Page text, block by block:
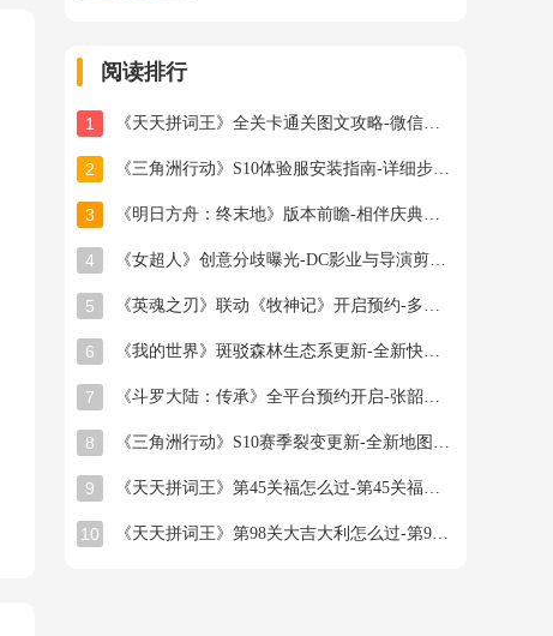
阅读排行
1 《天天拼词王》全关卡通关图文攻略-微信小游戏最新最全关卡通关图文攻略
2 《三角洲行动》S10体验服安装指南-详细步骤与注意事项
3 《明日方舟：终末地》版本前瞻-相伴庆典与新干员登场
4 《女超人》创意分歧曝光-DC影业与导演剪辑之争
5 《英魂之刃》联动《牧神记》开启预约-多款旧皮返场半价星陨龙坐骑限时秒杀
6 《我的世界》斑驳森林生态系更新-全新快照版本抢先体验开启
7 《斗罗大陆：传承》全平台预约开启-张韶涵领衔邀你破茧成神
8 《三角洲行动》S10赛季裂变更新-全新地图首领与联动福利
9 《天天拼词王》第45关福怎么过-第45关福找出16个常用字图文攻略
10 《天天拼词王》第98关大吉大利怎么过-第98关大吉大利找出26个常用字图文攻略